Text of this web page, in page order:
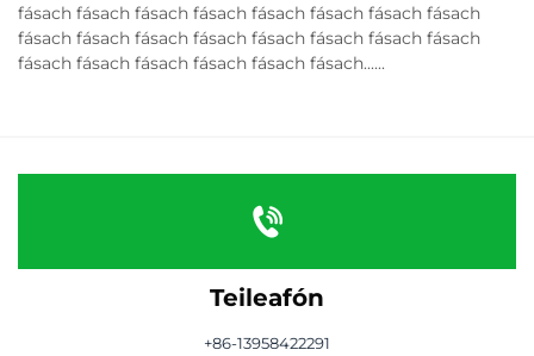
fásach fásach fásach fásach fásach fásach fásach fásach
fásach fásach fásach fásach fásach fásach fásach fásach
fásach fásach fásach fásach fásach fásach......
Teileafón
+86-13958422291